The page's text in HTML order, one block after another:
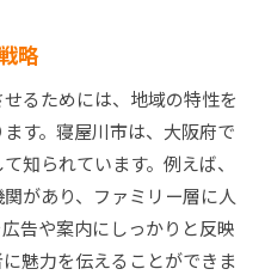
るテクニック
し穴
実践法
略
るためには、地域の特性を
す。寝屋川市は、大阪府で
知られています。例えば、
があり、ファミリー層に人
告や案内にしっかりと反映
魅力を伝えることができま